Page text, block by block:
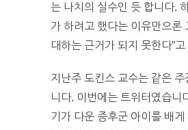
는 나치의 실수인 듯 합니다.
가 하려고 했다는 이유만으론
대하는 근거가 되지 못한다”
지난주 도킨스 교수는 같은
니다. 이번에는 트위터였습니
기가 다운 증후군 아이를 배